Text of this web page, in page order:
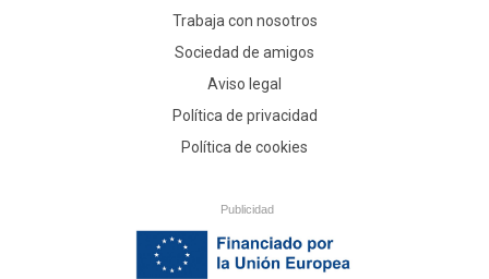
Trabaja con nosotros
Sociedad de amigos
Aviso legal
Política de privacidad
Política de cookies
Publicidad